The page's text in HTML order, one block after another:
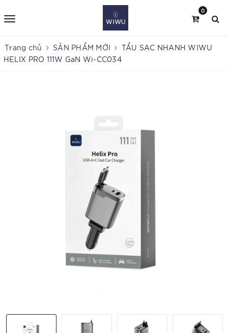
0
Trang chủ SẢN PHẨM MỚI
TẨU SẠC NHANH WIWU
HELIX PRO 111W GaN Wi-CC034